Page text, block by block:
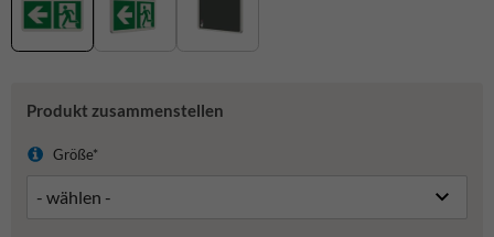
Produkt zusammenstellen
Größe*